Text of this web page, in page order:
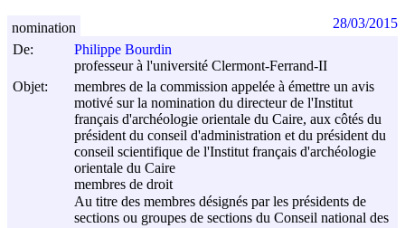
De:
Philippe Bourdin
professeur à l'université Clermont-Ferrand-II
Objet:
membres de la commission appelée à émettre un avis
motivé sur la nomination du directeur de l'Institut
français d'archéologie orientale du Caire, aux côtés du
président du conseil d'administration et du président du
conseil scientifique de l'Institut français d'archéologie
orientale du Caire
membres de droit
Au titre des membres désignés par les présidents de
sections ou groupes de sections du Conseil national des
nomination 28/03/2015